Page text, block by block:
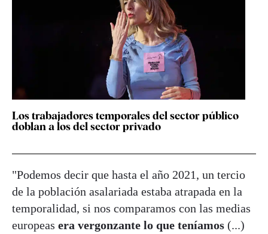
Los trabajadores temporales del sector público
doblan a los del sector privado
"Podemos decir que hasta el año 2021, un tercio
de la población asalariada estaba atrapada en la
temporalidad, si nos comparamos con las medias
europeas era vergonzante lo que teníamos (...)